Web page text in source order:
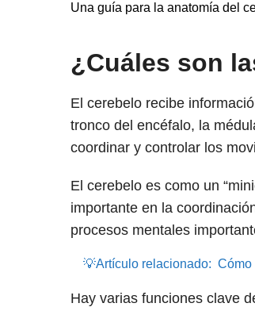
Una guía para la anatomía del
¿Cuáles son
El cerebelo recibe
tronco del encéfalo, la
coordinar y controlar los
El cerebelo es como un
importante en la
procesos mentales
💡Artículo relacionado: Cómo
Hay varias funciones clave